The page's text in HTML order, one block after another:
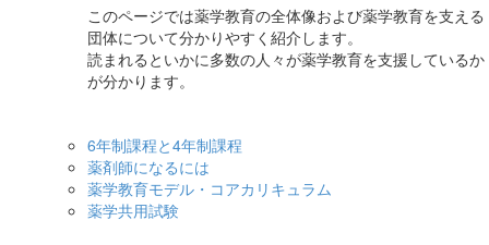
このページでは薬学教育の全体像および薬学教育を支える
団体について分かりやすく紹介します。
読まれるといかに多数の人々が薬学教育を支援しているか
が分かります。
6年制課程と4年制課程
薬剤師になるには
薬学教育モデル・コアカリキュラム
薬学共用試験